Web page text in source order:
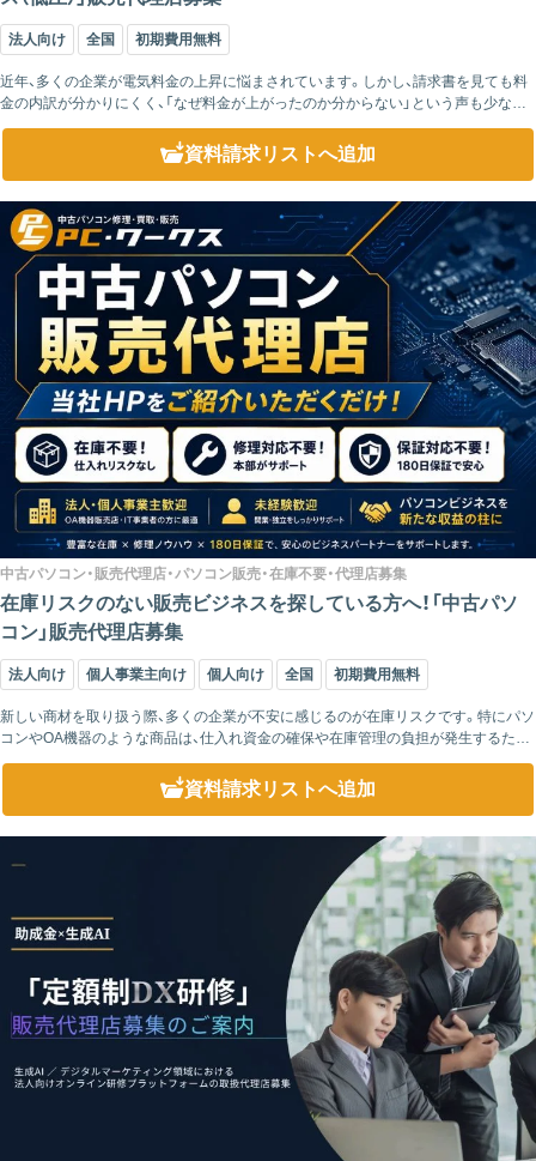
法人向け 全国 初期費用無料
近年、多くの企業が電気料金の上昇に悩まされています。しかし、請求書を見ても料
金の内訳が分かりにくく、「なぜ料金が上がったのか分からない」という声も少なく
資料請求リストへ追加
中古パソコン・販売代理店・パソコン販売・在庫不要・代理店募集
在庫リスクのない販売ビジネスを探している方へ！「中古パソ
コン」販売代理店募集
法人向け 個人事業主向け 個人向け 全国 初期費用無料
新しい商材を取り扱う際、多くの企業が不安に感じるのが在庫リスクです。特にパソ
コンやOA機器のような商品は、仕入れ資金の確保や在庫管理の負担が発生するた
め、参入をためらうケースも少なくありません。また、売れ残りによる資金負担や保
資料請求リストへ追加